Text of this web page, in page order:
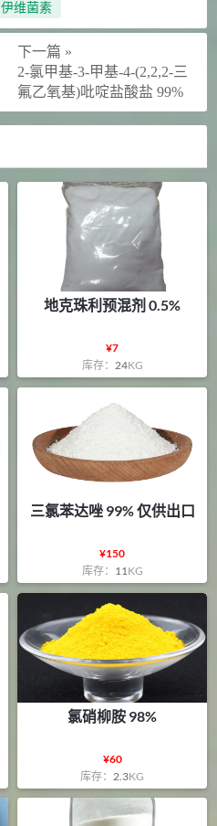
伊维菌素
下一篇 »
2-氯甲基-3-甲基-4-(2,2,2-三
氟乙氧基)吡啶盐酸盐 99%
地克珠利预混剂 0.5%
¥7
库存： 24KG
三氯苯达唑 99% 仅供出口
¥150
库存： 11 KG
氯硝柳胺 98%
¥60
库存： 2.3KG